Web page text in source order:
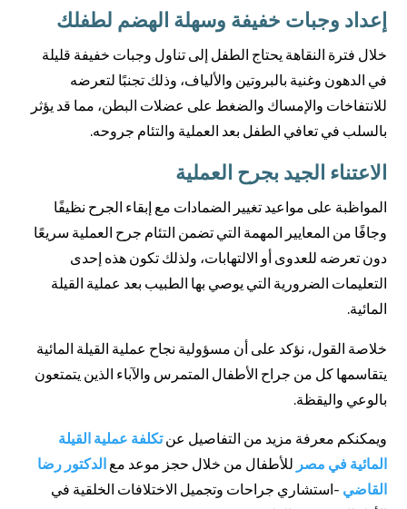
إعداد وجبات خفيفة وسهلة الهضم لطفلك
خلال فترة النقاهة يحتاج الطفل إلى تناول وجبات خفيفة قليلة
في الدهون وغنية بالبروتين والألياف، وذلك تجنبًا لتعرضه
للانتفاخات والإمساك والضغط على عضلات البطن، مما قد يؤثر
بالسلب في تعافي الطفل بعد العملية والتئام جروحه.
الاعتناء الجيد بجرح العملية
المواظبة على مواعيد تغيير الضمادات مع إبقاء الجرح نظيفًا
وجافًا من المعايير المهمة التي تضمن التئام جرح العملية سريعًا
دون تعرضه للعدوى أو الالتهابات، ولذلك تكون هذه إحدى
التعليمات الضرورية التي يوصي بها الطبيب بعد عملية القيلة
المائية.
خلاصة القول، نؤكد على أن مسؤولية نجاح عملية القيلة المائية
يتقاسمها كل من جراح الأطفال المتمرس والآباء الذين يتمتعون
بالوعي واليقظة.
ويمكنكم معرفة مزيد من التفاصيل عنتكلفة عملية القيلة
المائية في مصرللأطفال من خلال حجز موعد معالدكتور رضا
القاضي-استشاري جراحات وتجميل الاختلافات الخلقية في